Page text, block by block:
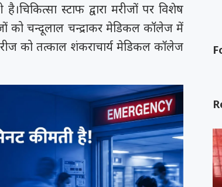
स्टाफ द्वारा मरीजों पर विशेष
को चन्दूलाल चन्द्राकर मेडिकल कॉलेज में
को तत्काल शंकराचार्य मेडिकल काॅलेज